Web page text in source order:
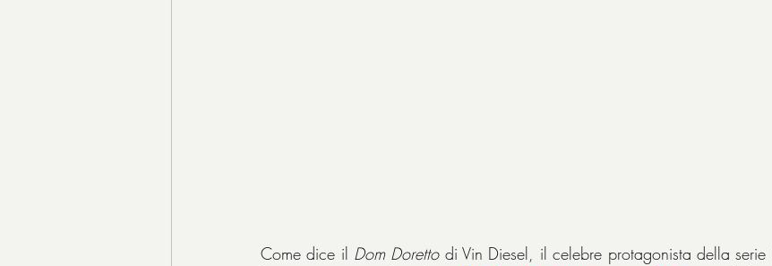
Come dice il Dom Doretto di Vin Diesel, il celebre protagonista della serie